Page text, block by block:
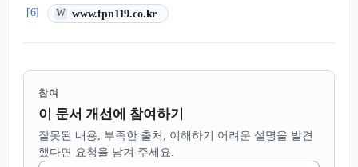
[6] W www.fpn119.co.kr
(새 탭에서 열림)
참여
이 문서 개선에 참여하기
잘못된 내용, 부족한 출처, 이해하기 어려운 설명을 발견
했다면 요청을 남겨 주세요.